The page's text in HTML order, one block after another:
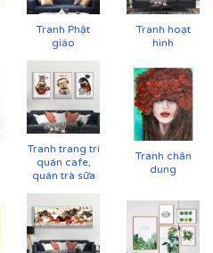
Tranh Phật
giáo
Tranh hoạt
hình
Tranh trang trí
quán cafe,
quán trà sữa
Tranh chân
dung